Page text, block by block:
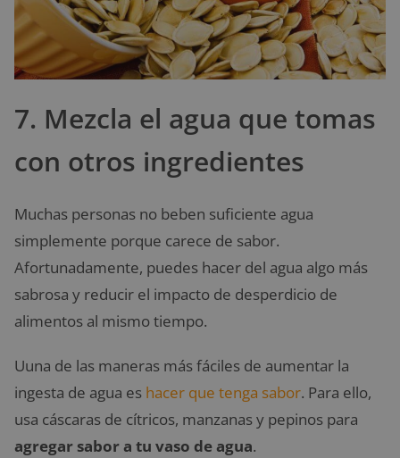
7. Mezcla el agua que tomas
con otros ingredientes
Muchas personas no beben suficiente agua
simplemente porque carece de sabor.
Afortunadamente, puedes hacer del agua algo más
sabrosa y reducir el impacto de desperdicio de
alimentos al mismo tiempo.
Uuna de las maneras más fáciles de aumentar la
ingesta de agua es hacer que tenga sabor. Para ello,
usa cáscaras de cítricos, manzanas y pepinos para
agregar sabor a tu vaso de agua.